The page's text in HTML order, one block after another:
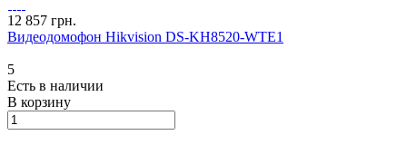
12 857 грн.
Видеодомофон Hikvision DS-KH8520-WTE1
5
Есть в наличии
В корзину